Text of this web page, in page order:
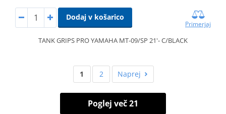
Dodaj v košarico
Primerjaj
TANK GRIPS PRO YAMAHA MT-09/SP 21'- C/BLACK
1 2 Naprej
Poglej več 21